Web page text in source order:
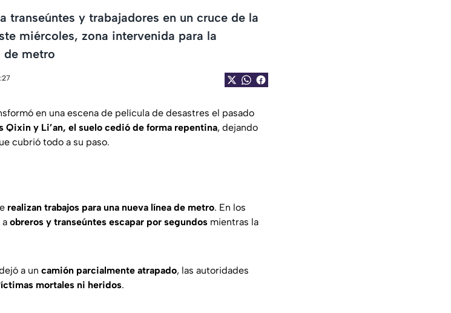
transeúntes y trabajadores en un cruce de la
miércoles, zona intervenida para la
de metro
en una escena de película de desastres el pasado
Qixin y Li’an, el suelo cedió de forma repentina, dejando
cubrió todo a su paso.
realizan trabajos para una nueva línea de metro. En los
obreros y transeúntes escapar por segundos mientras la
a un camión parcialmente atrapado, las autoridades
mortales ni heridos.